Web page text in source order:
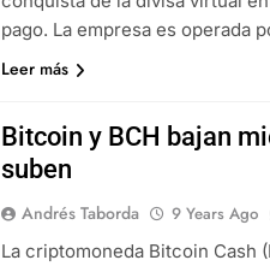
pago. La empresa es operada
Leer más
Bitcoin y BCH bajan
suben
Andrés Taborda 9 Years Ago
La criptomoneda Bitcoin Cash